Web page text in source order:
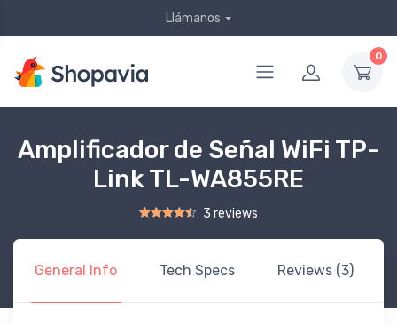
Llámanos
0
Amplificador de Señal WiFi TP-
Link TL-WA855RE
Rated4.50out of 5 based on
2 customer ratings
3 reviews
General Info Tech Specs Reviews (3)